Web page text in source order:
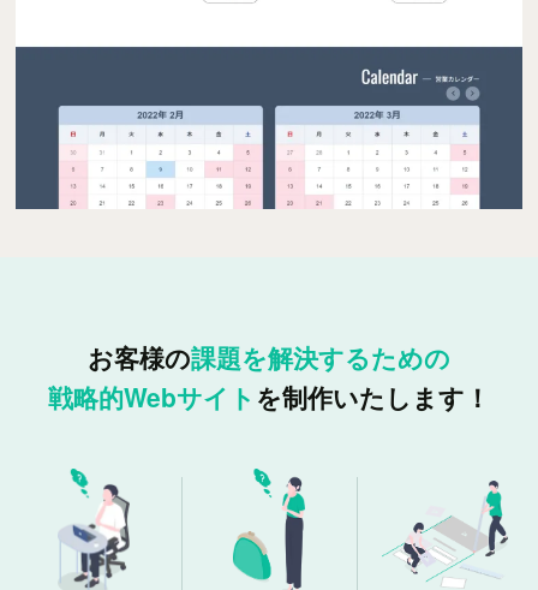
お客様の課題を解決するための
戦略的Webサイト を制作いたします！